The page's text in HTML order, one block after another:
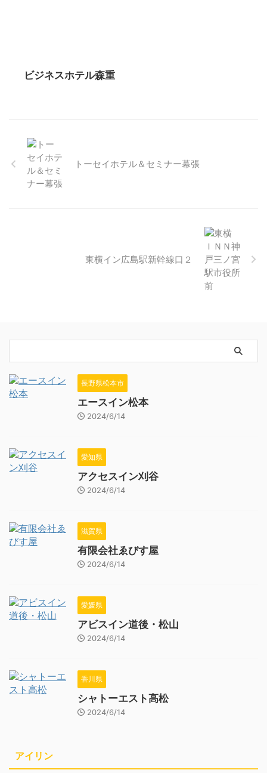
ビジネスホテル森重
トーセイホテル＆セミナー幕張
東横イン広島駅新幹線口２
長野県松本市
エースイン松本
2024/6/14
愛知県
アクセスイン刈谷
2024/6/14
滋賀県
有限会社ゑびす屋
2024/6/14
愛媛県
アビスイン道後・松山
2024/6/14
香川県
シャトーエスト高松
2024/6/14
アイリン